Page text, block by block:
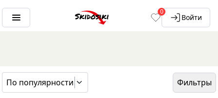
0
Войти
По популярности
Фильтры
ГЛАВНАЯ
БРЕНДЫ